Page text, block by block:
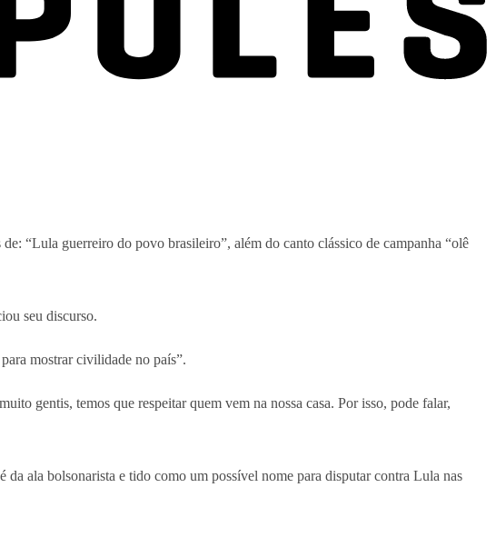
“Lula guerreiro do povo brasileiro”, além do canto clássico de campanha “olê
seu discurso.
mostrar civilidade no país”.
gentis, temos que respeitar quem vem na nossa casa. Por isso, pode falar,
ala bolsonarista e tido como um possível nome para disputar contra Lula nas